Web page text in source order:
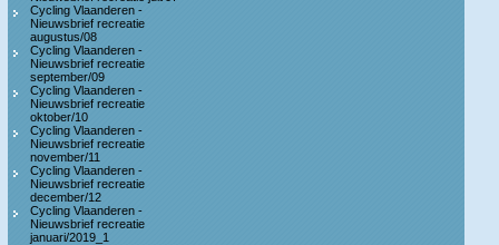
Cycling Vlaanderen -
Nieuwsbrief recreatie
augustus/08
Cycling Vlaanderen -
Nieuwsbrief recreatie
september/09
Cycling Vlaanderen -
Nieuwsbrief recreatie
oktober/10
Cycling Vlaanderen -
Nieuwsbrief recreatie
november/11
Cycling Vlaanderen -
Nieuwsbrief recreatie
december/12
Cycling Vlaanderen -
Nieuwsbrief recreatie
januari/2019_1